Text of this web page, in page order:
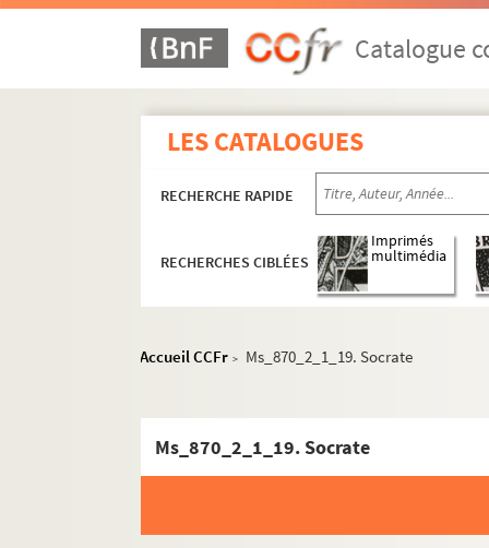
Catalogue
LES CATALOGUES
RECHERCHE RAPIDE
RECHERCHES CIBLÉES
Imprimés
multimédia
Accueil CCFr > Ms_870_2_1_19. Socrate
Ms_870_2_1_19. Socrate